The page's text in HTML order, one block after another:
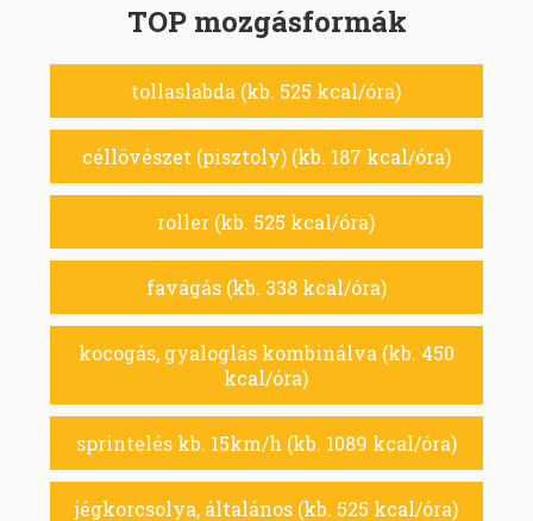
TOP mozgásformák
tollaslabda (kb. 525 kcal/óra)
céllövészet (pisztoly) (kb. 187 kcal/óra)
roller (kb. 525 kcal/óra)
favágás (kb. 338 kcal/óra)
kocogás, gyaloglás kombinálva (kb. 450
kcal/óra)
sprintelés kb. 15km/h (kb. 1089 kcal/óra)
jégkorcsolya, általános (kb. 525 kcal/óra)